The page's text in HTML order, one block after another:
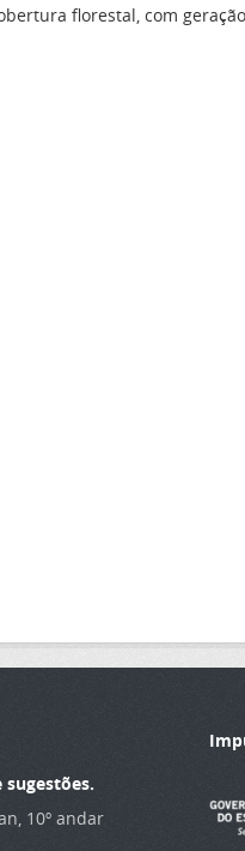
florestal, com
10º andar